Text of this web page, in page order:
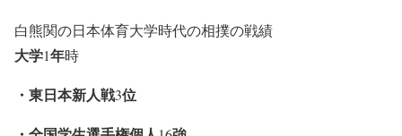
白熊関の日本体育大学時代の相撲の戦績
大学1年時
・東日本新人戦3位